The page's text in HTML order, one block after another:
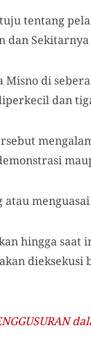
tentang
dan
di
dan
hingga saat
dieksekusi